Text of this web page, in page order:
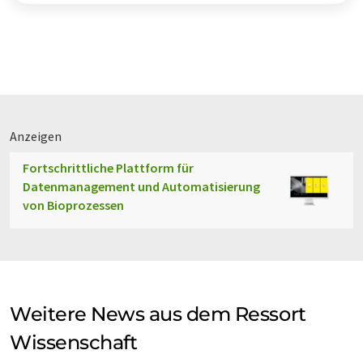
Anzeigen
Fortschrittliche Plattform für
Datenmanagement und Automatisierung
von Bioprozessen
Weitere News aus dem Ressort
Wissenschaft